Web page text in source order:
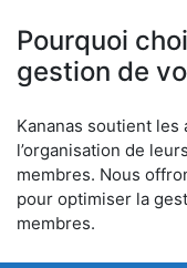
Pourquoi
gestion de
Kananas soutient
l’organisation de
membres. Nous
pour optimiser la
membres.